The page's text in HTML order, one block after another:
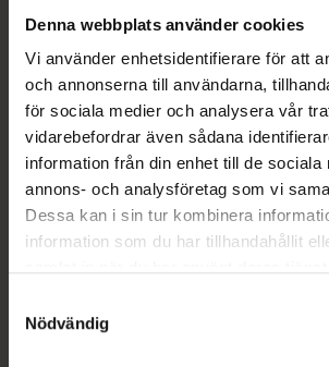
Denna webbplats använder cookies
Vi använder enhetsidentifierare för att
och annonserna till användarna,
för sociala medier och analysera vår
vidarebefordrar även sådana
information från din enhet till de sociala
annons- och analysföretag som vi
Dessa kan i sin tur kombinera
information som du har tillhandahållit
återkalla ditt samtycke via webbplatsens
cookieinställningar. Ett återkallat
Nödvändig
Beskrivning
Jämförpris 13,85 kr/st
05701780608329
Kategorier:
MageStomi